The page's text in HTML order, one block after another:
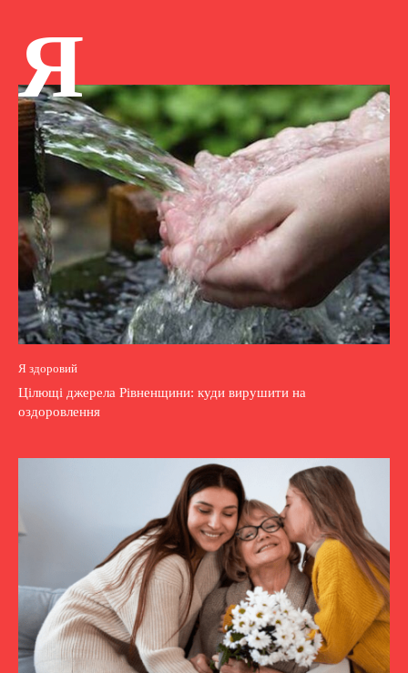
Я
Я здоровий
Цілющі джерела Рівненщини: куди вирушити на
оздоровлення